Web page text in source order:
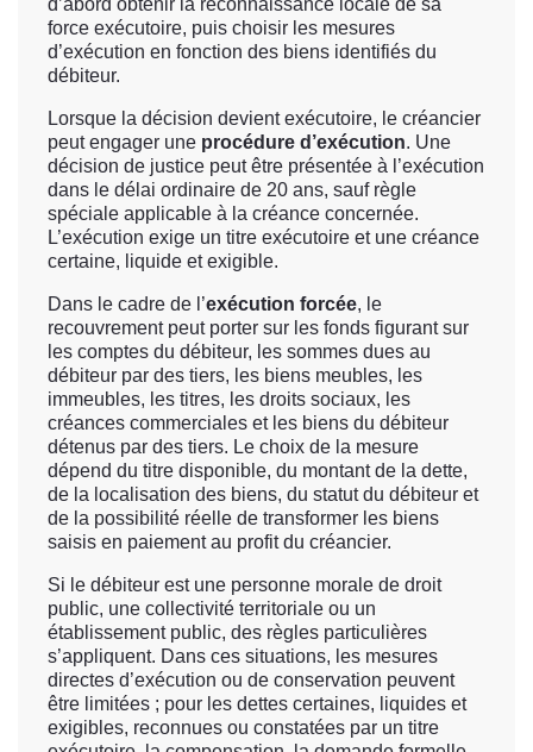
d’abord obtenir la reconnaissance locale de sa
force exécutoire, puis choisir les mesures
d’exécution en fonction des biens identifiés du
débiteur.
Lorsque la décision devient exécutoire, le créancier
peut engager une procédure d’exécution. Une
décision de justice peut être présentée à l’exécution
dans le délai ordinaire de 20 ans, sauf règle
spéciale applicable à la créance concernée.
L’exécution exige un titre exécutoire et une créance
certaine, liquide et exigible.
Dans le cadre de l’exécution forcée, le
recouvrement peut porter sur les fonds figurant sur
les comptes du débiteur, les sommes dues au
débiteur par des tiers, les biens meubles, les
immeubles, les titres, les droits sociaux, les
créances commerciales et les biens du débiteur
détenus par des tiers. Le choix de la mesure
dépend du titre disponible, du montant de la dette,
de la localisation des biens, du statut du débiteur et
de la possibilité réelle de transformer les biens
saisis en paiement au profit du créancier.
Si le débiteur est une personne morale de droit
public, une collectivité territoriale ou un
établissement public, des règles particulières
s’appliquent. Dans ces situations, les mesures
directes d’exécution ou de conservation peuvent
être limitées ; pour les dettes certaines, liquides et
exigibles, reconnues ou constatées par un titre